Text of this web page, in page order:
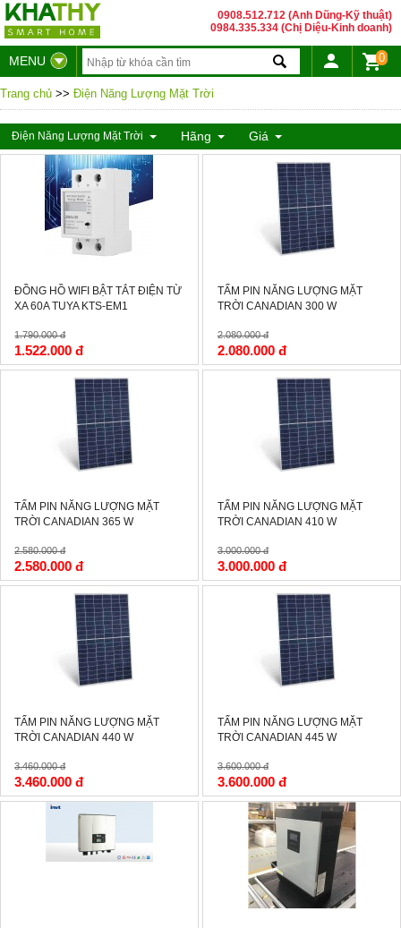
0908.512.712 (Anh Dũng-Kỹ thuật)
0984.335.334 (Chị Diệu-Kinh doanh)
0
MENU
Trang chủ >> Điện Năng Lượng Mặt Trời
Điện Năng Lượng Mặt Trời Hãng Giá
ĐỒNG HỒ WIFI BẬT TẮT ĐIỆN TỪ
XA 60A TUYA KTS-EM1
1.790.000 đ
1.522.000 đ
TẤM PIN NĂNG LƯỢNG MẶT
TRỜI CANADIAN 300 W
2.080.000 đ
2.080.000 đ
TẤM PIN NĂNG LƯỢNG MẶT
TRỜI CANADIAN 365 W
2.580.000 đ
2.580.000 đ
TẤM PIN NĂNG LƯỢNG MẶT
TRỜI CANADIAN 410 W
3.000.000 đ
3.000.000 đ
TẤM PIN NĂNG LƯỢNG MẶT
TRỜI CANADIAN 440 W
3.460.000 đ
3.460.000 đ
TẤM PIN NĂNG LƯỢNG MẶT
TRỜI CANADIAN 445 W
3.600.000 đ
3.600.000 đ